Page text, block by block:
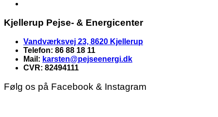
Kjellerup Pejse- & Energicenter
Vandværksvej 23, 8620 Kjellerup
Telefon: 86 88 18 11
Mail: karsten@pejseenergi.dk
CVR: 82494111
Følg os på Facebook & Instagram